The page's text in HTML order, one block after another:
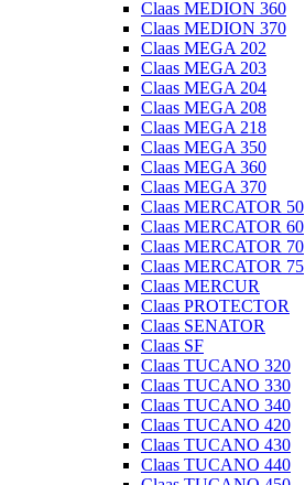
Claas MEDION 360
Claas MEDION 370
Claas MEGA 202
Claas MEGA 203
Claas MEGA 204
Claas MEGA 208
Claas MEGA 218
Claas MEGA 350
Claas MEGA 360
Claas MEGA 370
Claas MERCATOR 50
Claas MERCATOR 60
Claas MERCATOR 70
Claas MERCATOR 75
Claas MERCUR
Claas PROTECTOR
Claas SENATOR
Claas SF
Claas TUCANO 320
Claas TUCANO 330
Claas TUCANO 340
Claas TUCANO 420
Claas TUCANO 430
Claas TUCANO 440